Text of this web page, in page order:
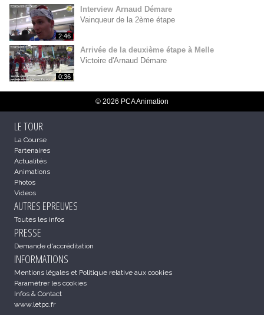
2:46
Interview Arnaud Démare
Vainqueur de la 2ème étape
0:36
Arrivée de la deuxième étape à Melle
Victoire d'Arnaud Démare
© 2026 PCA Animation
LE TOUR
La Course
Partenaires
Actualités
Animations
Photos
Videos
AUTRES EPREUVES
Toutes les infos
PRESSE
Demande d'accréditation
INFORMATIONS
Mentions légales et Politique relative aux cookies
Paramétrer les cookies
Infos & Contact
www.letpc.fr